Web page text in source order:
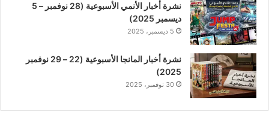
نشرة أخبار الأنمي الأسبوعية (28 نوفمبر – 5
ديسمبر 2025)
5 ديسمبر، 2025
نشرة أخبار المانجا الأسبوعية (22 – 29 نوفمبر
2025)
30 نوفمبر، 2025